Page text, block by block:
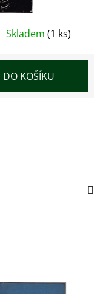
Skladem (1 ks)
DO KOŠÍKU